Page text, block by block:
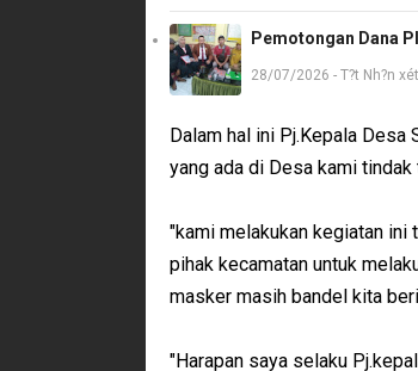
Pemotongan Dana
28/07/2026 - T?t Nh?n xét
Dalam hal ini Pj.Kepala Desa
yang ada di Desa kami
"kami melakukan kegiatan ini
pihak kecamatan untuk
masker masih bandel kita
"Harapan saya selaku